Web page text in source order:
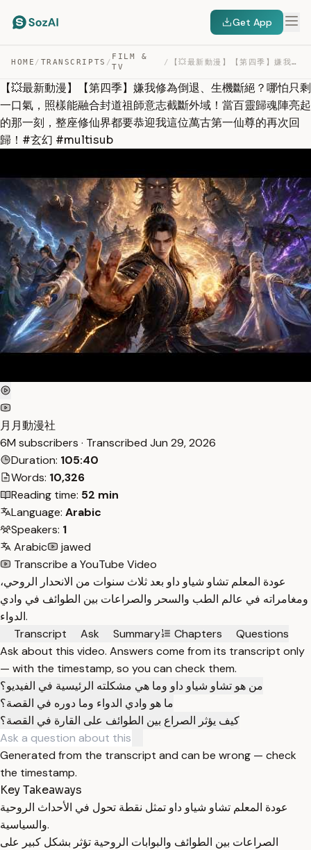
Get App
HOME / TRANSCRIPTS /
FILM &
TV
/ 【💥最新動漫】【第四季】嫌我修為倒退、生機斷絕？哪怕只剩一口氣，照樣能融合封道祖師意志截斷外域！當百靈歸魂陣亮… — TRANSCRIPT
【💥最新動漫】【第四季】嫌我修為倒退、生機斷絕？哪怕只剩
一口氣，照樣能融合封道祖師意志截斷外域！當百靈歸魂陣亮起
的那一刻，整座修仙界都要恭迎我這位萬古第一仙尊的再次回
歸！#玄幻 #multisub
月月動漫社
6M subscribers · Transcribed Jun 29, 2026
Duration: 105:40
Words: 10,326
Reading time: 52 min
Language: Arabic
Speakers: 1
Arabic
jawed
Transcribe a YouTube Video
عودة المعلم تشاو شياو داو بعد ثلاث سنوات من الانحدار الروحي،
ومغامراته في عالم الطب والسحر والصراعات بين الطوائف في وادي
الدواء.
Transcript
Ask Summary Chapters
Questions
Ask about this video. Answers come from its transcript only
— with the timestamp, so you can check them.
من هو تشاو شياو داو وما هي مشكلته الرئيسية في الفيديو؟
ما هو وادي الدواء وما دوره في القصة؟
كيف يؤثر الصراع بين الطوائف على القارة في القصة؟
Generated from the transcript and can be wrong — check
the timestamp.
Key Takeaways
عودة المعلم تشاو شياو داو تمثل نقطة تحول في الأحداث الروحية
والسياسية.
الصراعات بين الطوائف والبوابات الروحية تؤثر بشكل كبير على